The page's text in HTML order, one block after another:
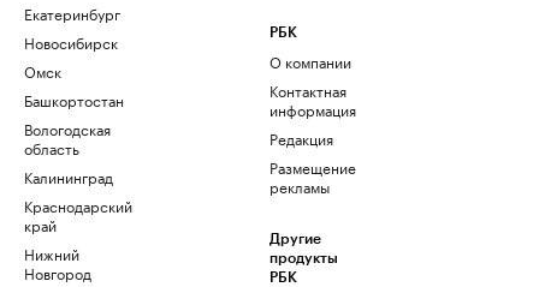
Екатеринбург
Новосибирск
Омск
Башкортостан
Вологодская
область
Калининград
Краснодарский
край
Нижний
Новгород
РБК
О компании
Контактная
информация
Редакция
Размещение
рекламы
Другие
продукты
РБК